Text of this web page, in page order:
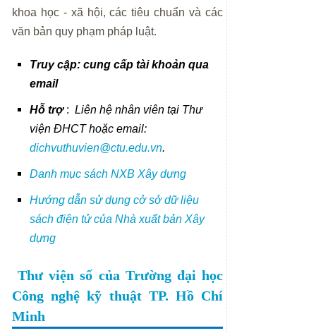
khoa học - xã hội, các tiêu chuẩn và các
văn bản quy phạm pháp luật.
Truy cập: cung cấp tài khoản qua
email
Hỗ trợ : Liên hệ nhân viên tại Thư
viện ĐHCT hoặc email:
dichvuthuvien@ctu.edu.vn.
Danh mục sách NXB Xây dựng
Hướng dẫn sử dụng cở sở dữ liệu
sách điện tử của Nhà xuất bản Xây
dựng
Thư viện số của Trường đại học
Công nghệ kỹ thuật TP. Hồ Chí
Minh